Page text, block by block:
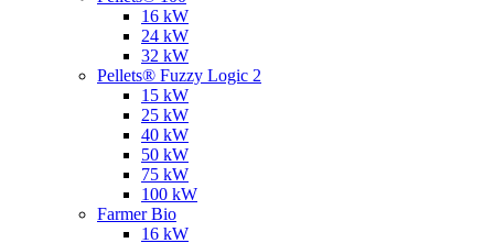
16 kW
24 kW
32 kW
Pellets® Fuzzy Logic 2
15 kW
25 kW
40 kW
50 kW
75 kW
100 kW
Farmer Bio
16 kW